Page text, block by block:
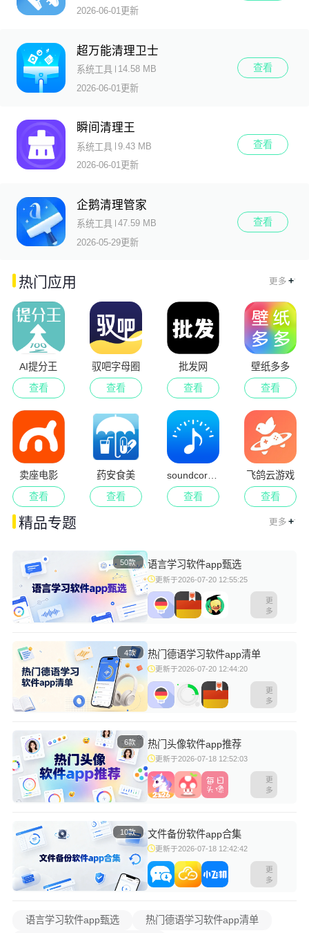
2026-06-01更新
超万能清理卫士
系统工具
14.58 MB
2026-06-01更新
查看
瞬间清理王
系统工具 9.43 MB
2026-06-01更新
查看
企鹅清理管家
系统工具 47.59 MB
2026-05-29更新
查看
热门应用 更多 +.
AI提分王
查看
驭吧字母圈
查看
批发网
查看
壁纸多多
查看
卖座电影
查看
药安食美
查看
soundcorset调音器
查看
飞鸽云游戏
查看
精品专题 更多 +.
50款 语言学习软件app甄选
更新于2026-07-20 12:55:25
更
多
4款 热门德语学习软件app清单
更新于2026-07-20 12:44:20
更
多
6款 热门头像软件app推荐
更新于2026-07-18 12:52:03
更
多
10款 文件备份软件app合集
更新于2026-07-18 12:42:42
更
多
语言学习软件app甄选 热门德语学习软件app清单